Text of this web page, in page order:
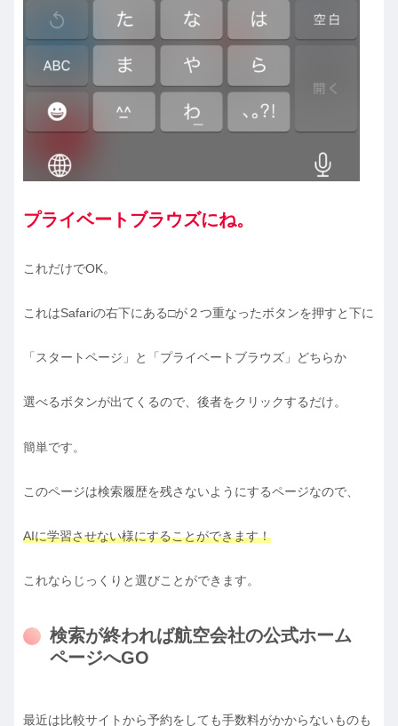
プライベートブラウズにね。
これだけでOK。
これはSafariの右下にある□が２つ重なったボタンを押すと下に
「スタートページ」と「プライベートブラウズ」どちらか
選べるボタンが出てくるので、後者をクリックするだけ。
簡単です。
このページは検索履歴を残さないようにするページなので、
AIに学習させない様にすることができます！
これならじっくりと選びことができます。
検索が終われば航空会社の公式ホーム
ページへGO
最近は比較サイトから予約をしても手数料がかからないものも